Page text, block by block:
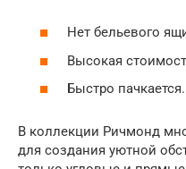
Нет бельевого
Высокая
Быстро пачкается.
В коллекции Ричмонд
для создания уютной